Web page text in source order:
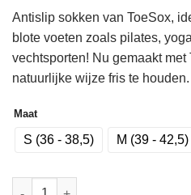
Antislip sokken van ToeSox,
blote voeten zoals pilates,
vechtsporten! Nu gemaakt met
natuurlijke wijze fris te houden.
Maat
S (36 - 38,5) M (39 - 42,5)
Antislip Sokken Elle Tec met